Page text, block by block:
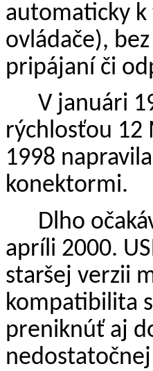
automaticky
ovládače),
pripájaní či
V januári
rýchlosťou 12
1998
konektormi.
Dlho
apríli 2000.
staršej verzii
kompatibilita
preniknúť aj